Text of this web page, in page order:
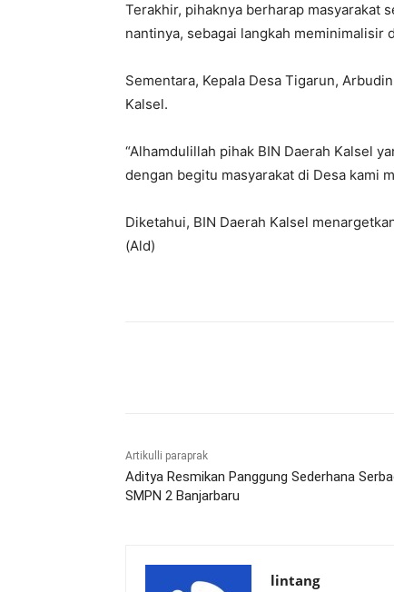
Terakhir, pihaknya berharap masyarakat
nantinya, sebagai langkah meminimalisir
Sementara, Kepala Desa Tigarun,
Kalsel.
“Alhamdulillah pihak BIN Daerah Kalsel
dengan begitu masyarakat di Desa kami
Diketahui, BIN Daerah Kalsel
(Ald)
Artikulli paraprak
Aditya Resmikan Panggung Sederhana
SMPN 2 Banjarbaru
lintang